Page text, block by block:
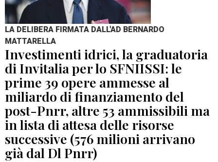
LA DELIBERA FIRMATA DALL'AD BERNARDO
MATTARELLA
Investimenti idrici, la graduatoria
di Invitalia per lo SFNIISSI: le
prime 39 opere ammesse al
miliardo di finanziamento del
post-Pnrr, altre 53 ammissibili ma
in lista di attesa delle risorse
successive (576 milioni arrivano
già dal Dl Pnrr)